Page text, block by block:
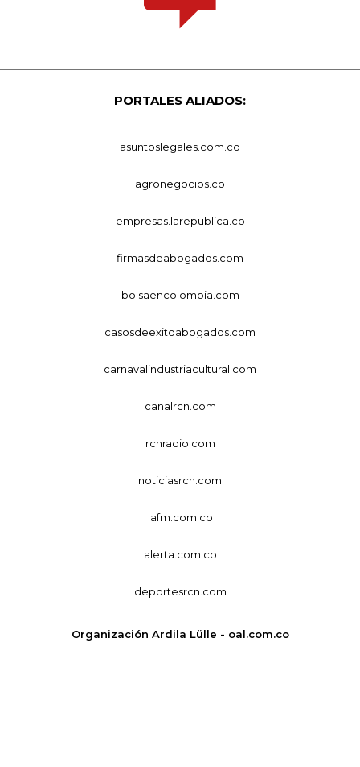
PORTALES ALIADOS:
asuntoslegales.com.co
agronegocios.co
empresas.larepublica.co
firmasdeabogados.com
bolsaencolombia.com
casosdeexitoabogados.com
carnavalindustriacultural.com
canalrcn.com
rcnradio.com
noticiasrcn.com
lafm.com.co
alerta.com.co
deportesrcn.com
Organización Ardila Lülle - oal.com.co